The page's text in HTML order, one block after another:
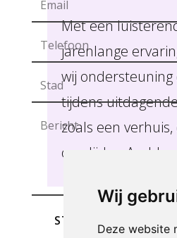
Wij
Deze website
Met een
jarenlange
wij
tijdens
zoals een
overlijden Ambly .
STUREN